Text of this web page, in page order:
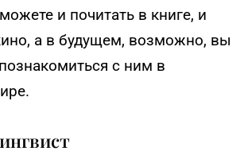
и почитать в книге, и
а в будущем, возможно, вы
с ним в